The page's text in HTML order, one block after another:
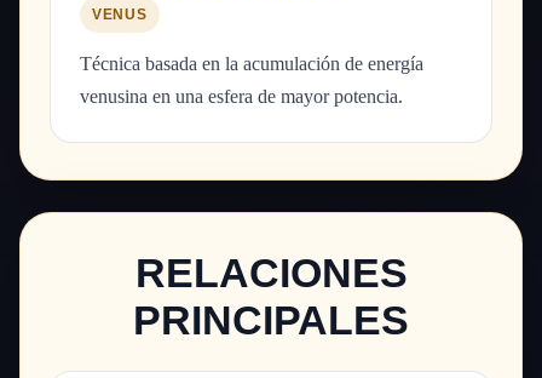
VENUS
Técnica basada en la acumulación de energía
venusina en una esfera de mayor potencia.
RELACIONES
PRINCIPALES